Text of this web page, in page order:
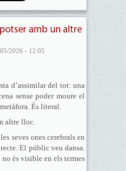
amb un altre
2026 - 12:05
d’assimilar del tot: una
sense poder moure el
És literal.
altre lloc.
seves ones cerebrals en
El públic veu dansa.
és visible en els termes